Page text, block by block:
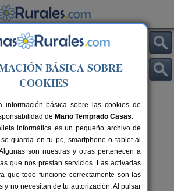
cerca de El Hostalets
BÁSICA SOBRE
COOKIES
información básica sobre las cookies de
de Mario Temprado Casas.
informática es un pequeño archivo de
guarda en tu pc, smartphone o tablet al
son nuestras y otras pertenecen a
que nos prestan servicios. Las activadas
que todo funcione correctamente son las
y no necesitan de tu autorización. Al pulsar